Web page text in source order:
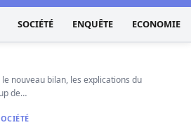
SOCIÉTÉ ENQUÊTE ECONOMIE
nouveau bilan, les explications du
de…